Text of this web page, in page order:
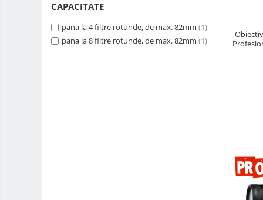
Camere Video Compacte
CAPACITATE
pana la 4 filtre rotunde, de max. 82mm (1)
pana la 8 filtre rotunde, de max. 82mm (1)